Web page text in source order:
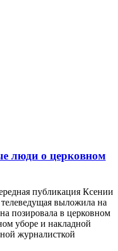
люди о церковном
публикация Ксении
выложила на
позировала в церковном
уборе и накладной
журналисткой